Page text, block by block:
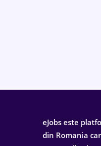
eJobs este
din Romania